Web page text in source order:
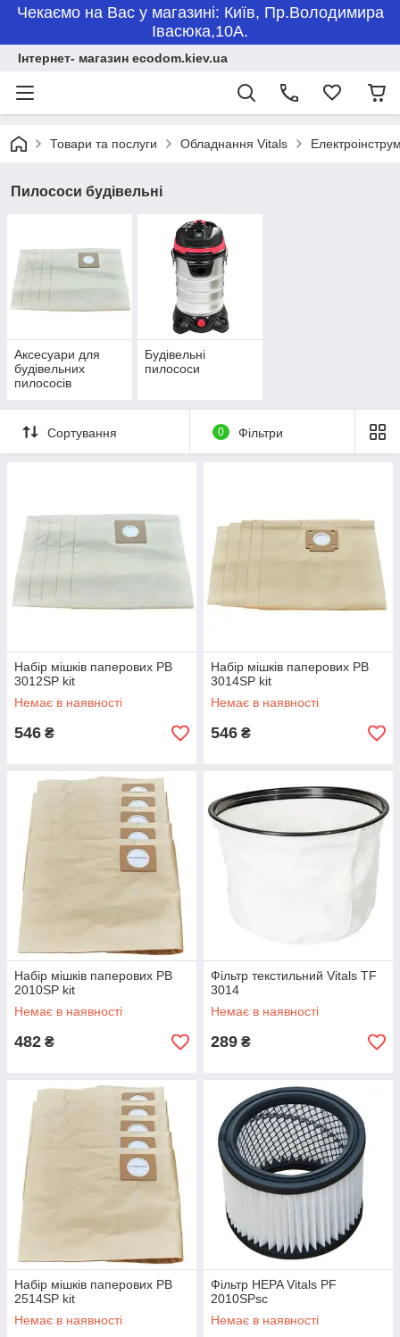
Чекаємо на Вас у магазині: Київ, Пр.Володимира
Івасюка,10А.
Інтернет- магазин ecodom.kiev.ua
Товари та послуги Обладнання Vitals
Пилососи будівельні
Аксесуари для
будівельних
пилососів
Будівельні
пилососи
Сортування 0 Фільтри
Набір мішків паперових PB
3012SP kit
Немає в наявності
546 ₴
Набір мішків паперових PB
3014SP kit
Немає в наявності
546 ₴
Набір мішків паперових PB
2010SP kit
Немає в наявності
482 ₴
Фільтр текстильний Vitals TF
3014
Немає в наявності
289 ₴
Набір мішків паперових PB
2514SP kit
Немає в наявності
Фільтр HEPA Vitals PF
2010SPsc
Немає в наявності